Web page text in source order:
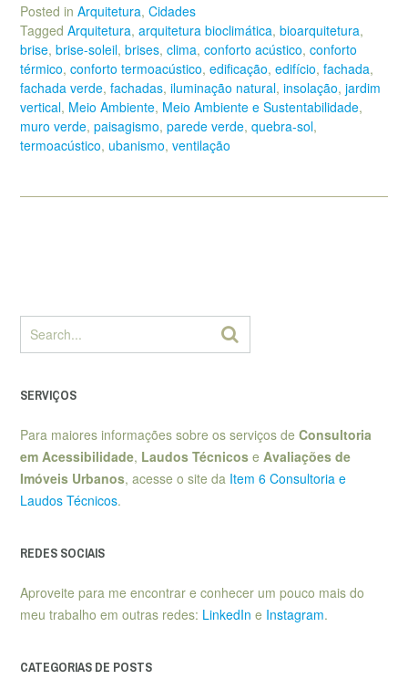
Posted in Arquitetura, Cidades
Tagged Arquitetura, arquitetura bioclimática, bioarquitetura,
brise, brise-soleil, brises, clima, conforto acústico, conforto
térmico, conforto termoacústico, edificação, edifício, fachada,
fachada verde, fachadas, iluminação natural, insolação, jardim
vertical, Meio Ambiente, Meio Ambiente e Sustentabilidade,
muro verde, paisagismo, parede verde, quebra-sol,
termoacústico, ubanismo, ventilação
SERVIÇOS
Para maiores informações sobre os serviços de Consultoria
em Acessibilidade, Laudos Técnicos e Avaliações de
Imóveis Urbanos, acesse o site da Item 6 Consultoria e
Laudos Técnicos.
REDES SOCIAIS
Aproveite para me encontrar e conhecer um pouco mais do
meu trabalho em outras redes: LinkedIn e Instagram.
CATEGORIAS DE POSTS